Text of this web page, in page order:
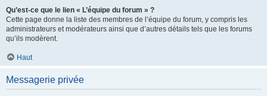
Qu’est-ce que le lien « L’équipe du forum » ?
Cette page donne la liste des membres de l’équipe du forum, y compris les
administrateurs et modérateurs ainsi que d’autres détails tels que les forums
qu’ils modèrent.
Haut
Messagerie privée